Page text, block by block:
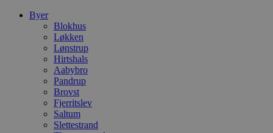
Byer
Blokhus
Løkken
Lønstrup
Hirtshals
Aabybro
Pandrup
Brovst
Fjerritslev
Saltum
Slettestrand